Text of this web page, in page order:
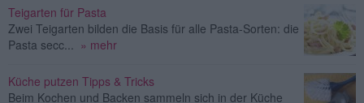
Teigarten für Pasta
Zwei Teigarten bilden die Basis für alle Pasta-Sorten: die
Pasta secc... » mehr
Küche putzen Tipps & Tricks
Beim Kochen und Backen sammeln sich in der Küche